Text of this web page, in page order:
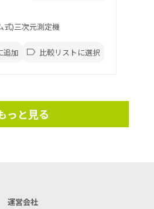
式)三次元測定機
追加 比較リストに選択
っと見る
運営会社